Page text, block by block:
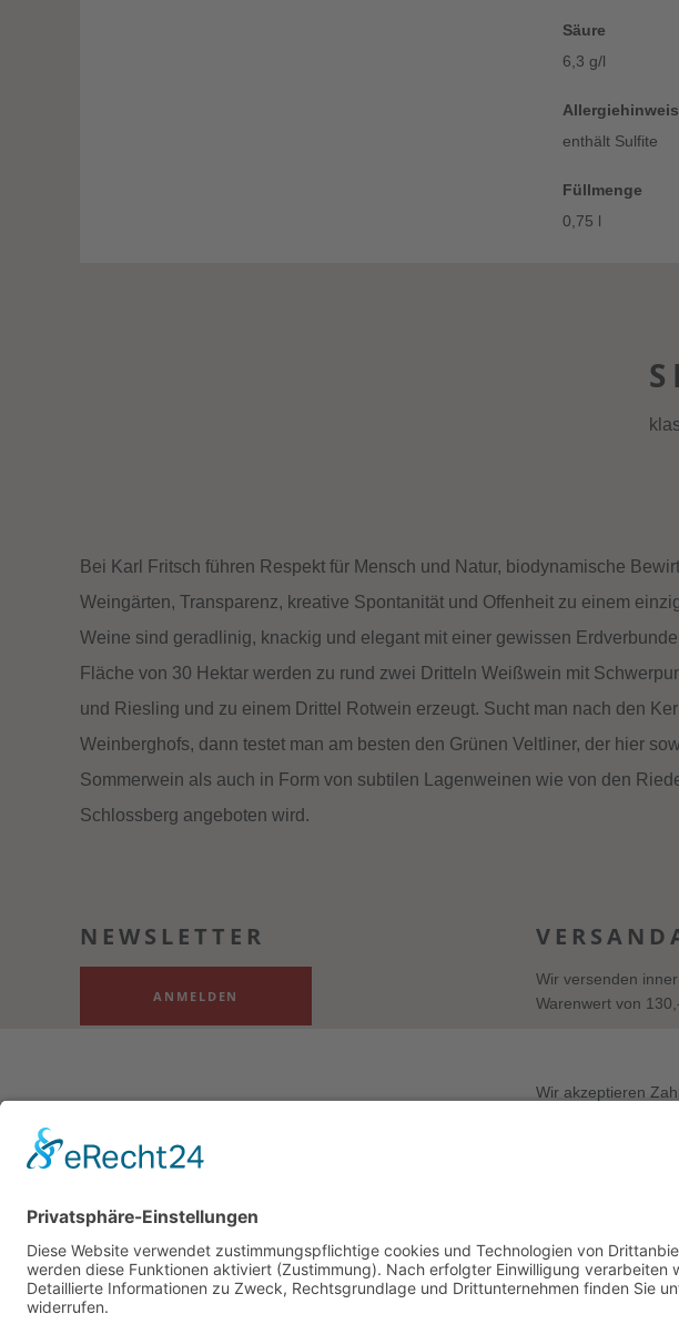
Säure
6,3 g/l
Allergiehinweis
enthält Sulfite
Füllmenge
0,75 l
Bei Karl Fritsch führen Respekt für Mensch und Natur, biodynamische
Weingärten, Transparenz, kreative Spontanität und Offenheit zu einem
Weine sind geradlinig, knackig und elegant mit einer gewissen
Fläche von 30 Hek­tar werden zu rund zwei Dritteln Weißwein mit
und Riesling und zu einem Drittel Rotwein erzeugt. Sucht man nach den
Weinberghofs, dann testet man am besten den Grünen Veltliner, der hier
Sommerwein als auch in Form von subtilen Lagenweinen wie von den
Schlossberg angeboten wird.
NEWSLETTER
ANMELDEN
Wir versenden
Warenwert von
Wir akzeptieren